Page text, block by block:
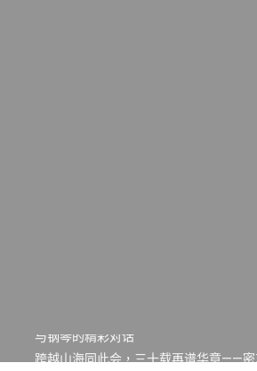
跨越山海同此会，三十载再谱华章——